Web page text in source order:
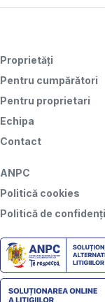
Proprietăți
Pentru cumpărători
Pentru proprietari
Echipa
Contact
ANPC
Politică cookies
Politică de